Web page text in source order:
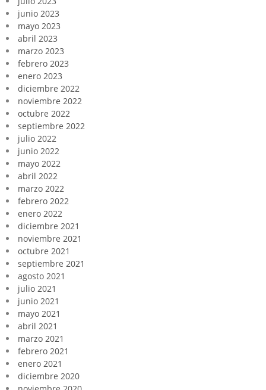
junio 2023
mayo 2023
abril 2023
marzo 2023
febrero 2023
enero 2023
diciembre 2022
noviembre 2022
octubre 2022
septiembre 2022
julio 2022
junio 2022
mayo 2022
abril 2022
marzo 2022
febrero 2022
enero 2022
diciembre 2021
noviembre 2021
octubre 2021
septiembre 2021
agosto 2021
julio 2021
junio 2021
mayo 2021
abril 2021
marzo 2021
febrero 2021
enero 2021
diciembre 2020